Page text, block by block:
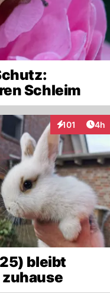
Schleim
101
Interaktionen
4h
bleibt